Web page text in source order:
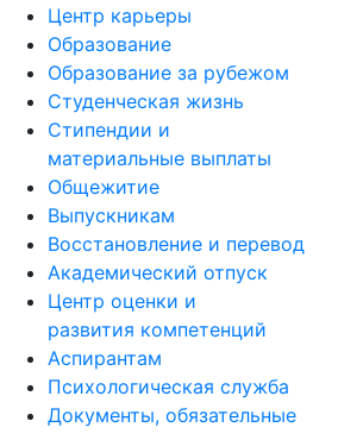
Центр карьеры
Образование
Образование за рубежом
Студенческая жизнь
Стипендии и
материальные выплаты
Общежитие
Выпускникам
Восстановление и перевод
Академический отпуск
Центр оценки и
развития компетенций
Аспирантам
Психологическая служба
Документы, обязательные